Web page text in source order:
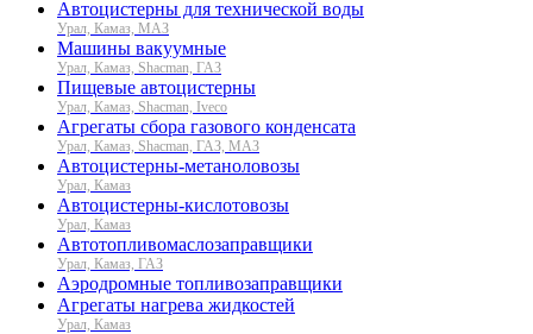
Автоцистерны для технической воды
Урал, Камаз, МАЗ
Машины вакуумные
Урал, Камаз, Shacman, ГАЗ
Пищевые автоцистерны
Урал, Камаз, Shacman, Iveco
Агрегаты сбора газового конденсата
Урал, Камаз, Shacman, ГАЗ, МАЗ
Автоцистерны-метаноловозы
Урал, Камаз
Автоцистерны-кислотовозы
Урал, Камаз
Автотопливомаслозаправщики
Урал, Камаз, ГАЗ
Аэродромные топливозаправщики
Агрегаты нагрева жидкостей
Урал, Камаз